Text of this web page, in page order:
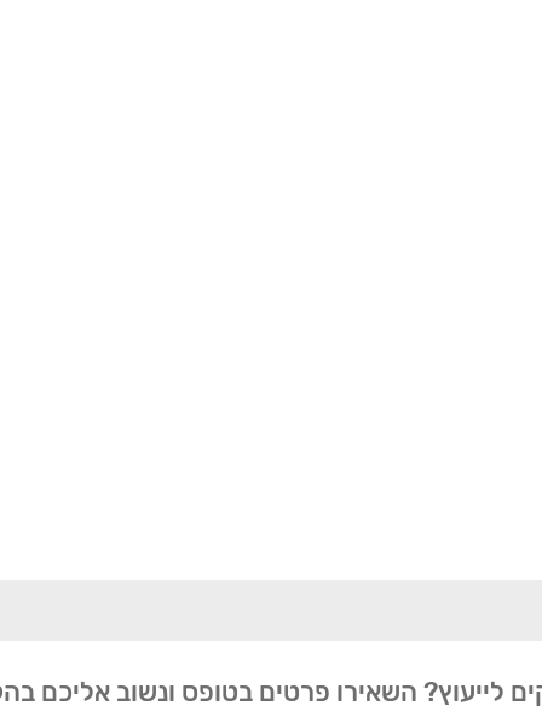
לייעוץ? השאירו פרטים בטופס ונשוב אליכם